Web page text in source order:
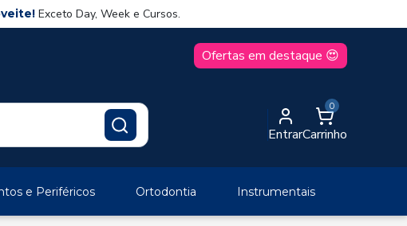
Exceto Day, Week e Cursos.
Ofertas em destaque 😍
Entrar
0
Carrinho
e Periféricos Ortodontia Instrumentais